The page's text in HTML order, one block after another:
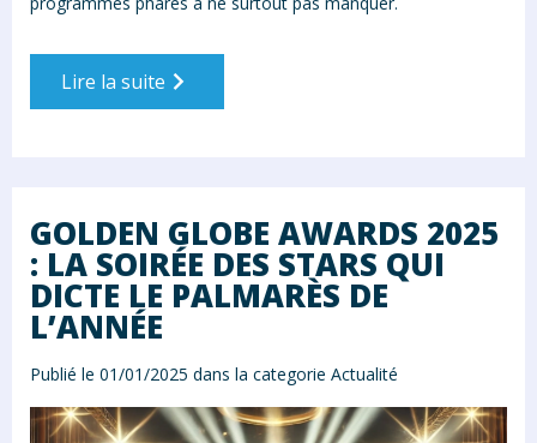
Lire la suite
GOLDEN GLOBE AWARDS 2025
: LA SOIRÉE DES STARS QUI
DICTE LE PALMARÈS DE
L’ANNÉE
Publié le 01/01/2025 dans la categorie Actualité